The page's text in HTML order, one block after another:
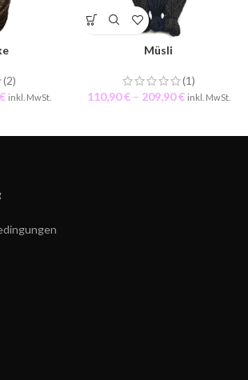
(2)
€ inkl. MwSt.
Müsli
(1)
110,90€ – 209,90€ inkl. MwSt.